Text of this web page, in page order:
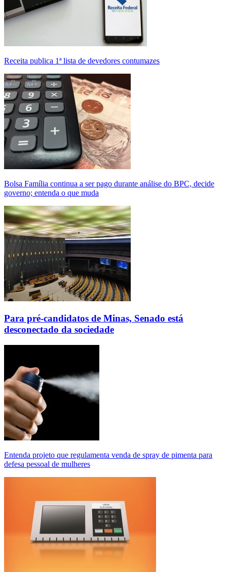
Receita publica 1ª lista de devedores contumazes
Bolsa Família continua a ser pago durante análise do BPC, decide
governo; entenda o que muda
Para pré-candidatos de Minas, Senado está
desconectado da sociedade
Entenda projeto que regulamenta venda de spray de pimenta para
defesa pessoal de mulheres